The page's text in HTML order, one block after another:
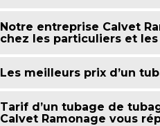
Notre entreprise Calvet
chez les particuliers et
Les meilleurs prix d’un
Tarif d’un tubage de
Calvet Ramonage vous